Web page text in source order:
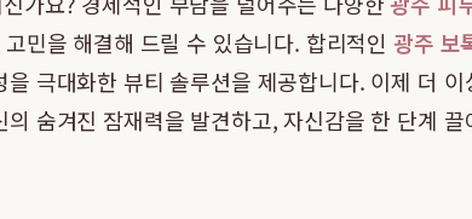
민을 해결해 드릴 수 있습니다. 합리적인광주 보
극대화한 뷰티 솔루션을 제공합니다. 이제 더
숨겨진 잠재력을 발견하고, 자신감을 한 단계